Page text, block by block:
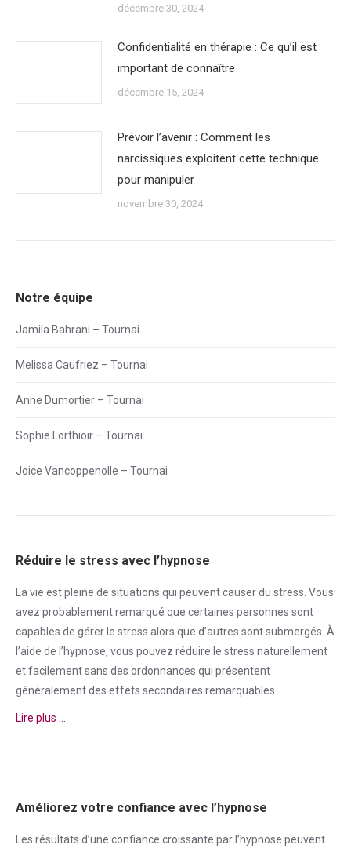
décembre 30, 2024
Confidentialité en thérapie : Ce qu’il est
important de connaître
décembre 15, 2024
Prévoir l’avenir : Comment les
narcissiques exploitent cette technique
pour manipuler
novembre 30, 2024
Notre équipe
Jamila Bahrani – Tournai
Melissa Caufriez – Tournai
Anne Dumortier – Tournai
Sophie Lorthioir – Tournai
Joice Vancoppenolle – Tournai
Réduire le stress avec l’hypnose
La vie est pleine de situations qui peuvent causer du stress . Vous
avez probablement remarqué que certaines personnes sont
capables de gérer le stress alors que d’autres sont submergés. À
l’aide de l’hypnose, vous pouvez réduire le stress naturellement
et facilement sans des ordonnances qui présentent
généralement des effets secondaires remarquables.
Lire plus …
Améliorez votre confiance avec l’hypnose
Les résultats d’une confiance croissante par l’hypnose peuvent